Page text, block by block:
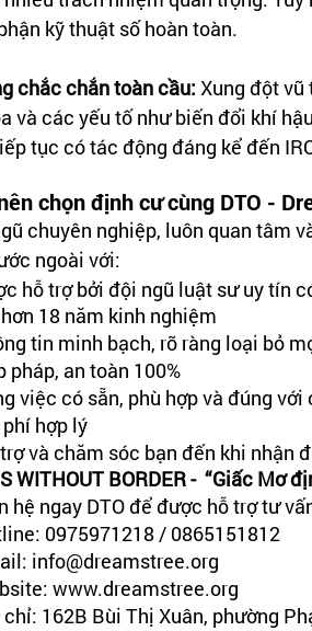
kỹ thuật số hoàn toàn.
chắc chắn toàn cầu: Xung đột
và các yếu tố như biến đổi khí
tục có tác động đáng kể đến
chọn định cư cùng DTO -
chuyên nghiệp, luôn quan tâm
ngoài với:
hỗ trợ bởi đội ngũ luật sư uy tín
18 năm kinh nghiệm
tin minh bạch, rõ ràng loại bỏ
pháp, an toàn 100%
việc có sẵn, phù hợp và đúng
phí hợp lý
và chăm sóc bạn đến khi nhận
WITHOUT BORDER -  “Giấc Mơ
hệ ngay DTO để được hỗ trợ tư
0975971218 / 0865151812
info@dreamstree.org
www.dreamstree.org
162B Bùi Thị Xuân, phường